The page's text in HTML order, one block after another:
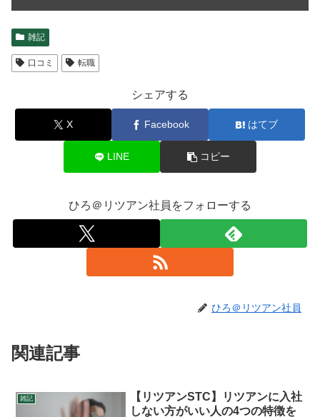
雑記
口コミ 転職
シェアする
X Facebook はてブ
LINE コピー
ひろ＠リツアン社員をフォローする
ひろ＠リツアン社員
関連記事
雑記
【リツアンSTC】リツアンに入社
しない方がいい人の4つの特徴を